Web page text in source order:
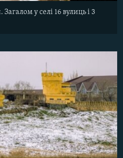
у селі 16 вулиць і 3